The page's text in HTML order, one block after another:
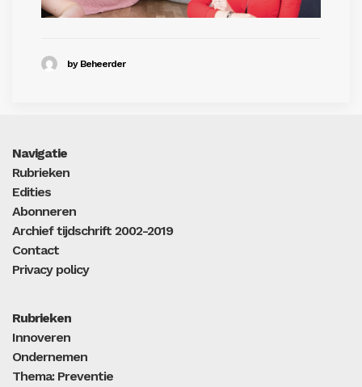
by Beheerder
Navigatie
Rubrieken
Edities
Abonneren
Archief tijdschrift 2002-2019
Contact
Privacy policy
Rubrieken
Innoveren
Ondernemen
Thema: Preventie